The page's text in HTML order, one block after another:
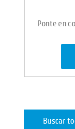
Ponte en
Buscar